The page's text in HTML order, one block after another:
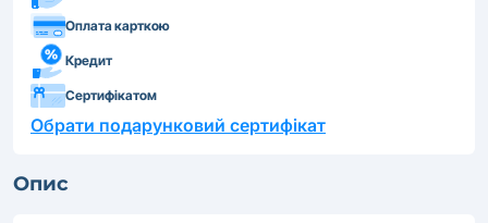
Оплата карткою
Кредит
Сертифікатом
Обрати подарунковий сертифікат
Опис